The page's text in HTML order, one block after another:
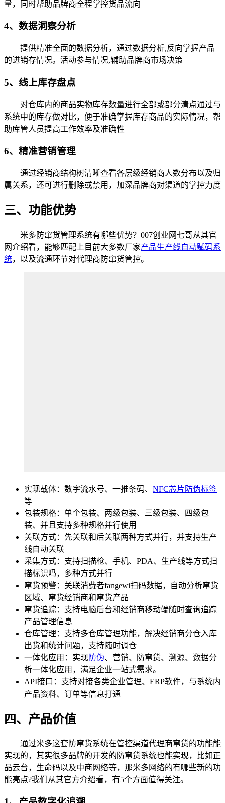
量，同时帮助品牌商全程掌控货品流向
4、数据洞察分析
提供精准全面的数据分析，通过数据分析,反向掌握产品
的进销存情况。活动参与情况,辅助品牌商市场决策
5、线上库存盘点
对仓库内的商品实物库存数量进行全部或部分清点通过与
系统中的库存做对比，便于准确掌握库存商品的实际情况，帮
助库管人员提高工作效率及准确性
6、精准营销管理
通过经销商结构树清晰查看各层级经销商人数分布以及归
属关系，还可进行删除或禁用，加深品牌商对渠道的掌控力度
三、功能优势
米多防窜货管理系统有哪些优势？007创业网七哥从其官
网介绍看，能够匹配上目前大多数厂家产品生产线自动赋码系
统，以及流通环节对代理商防窜货管控。
实现载体：数字流水号、一推条码、 NFC芯片防伪标签
等
包装规格：单个包装、两级包装、三级包装、四级包
装、并且支持多种规格并行使用
关联方式：先关联和后关联两种方式并行，并支持生产
线自动关联
采集方式：支持扫描枪、手机、PDA、生产线等方式扫
描标识吗，多种方式并行
窜货预警：关联消费者fangewi扫码数据，自动分析窜货
区域、窜货经销商和窜货产品
窜货追踪：支持电脑后台和经销商移动端随时查询追踪
产品管理信息
仓库管理：支持多仓库管理功能，解决经销商分仓入库
出货和统计问题，支持随时调仓
一体化应用：实现防伪、营销、防窜货、溯源、数据分
析一体化应用，满足企业一站式需求。
API接口：支持对接各类企业管理、ERP软件，与系统内
产品资料、订单等信息打通
四、产品价值
通过米多这套防窜货系统在管控渠道代理商窜货的功能能
实现的，其实很多品牌的开发的防窜货系统也能实现，比如正
品云台，生命码以及中商网络等，那米多网络的有哪些新的功
能亮点?我们从其官方介绍看，有5个方面值得关注。